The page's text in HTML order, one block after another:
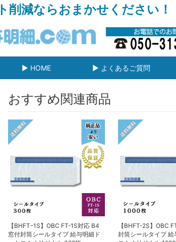
削減ならおまかせください！
▶ HOME ▶ よくあるご質問
おすすめ関連商品
【BHFTｰ1S】OBC FT-1S対応 B4
窓付封筒シールタイプ 給与明細ド
【BHFT-2S】OBC
封筒シールタイプ 給